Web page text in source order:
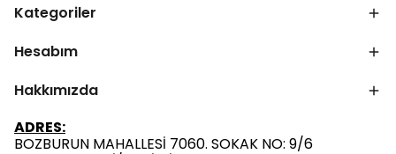
Kategoriler
Hesabım
Hakkımızda
ADRES:
BOZBURUN MAHALLESİ 7060. SOKAK NO: 9/6